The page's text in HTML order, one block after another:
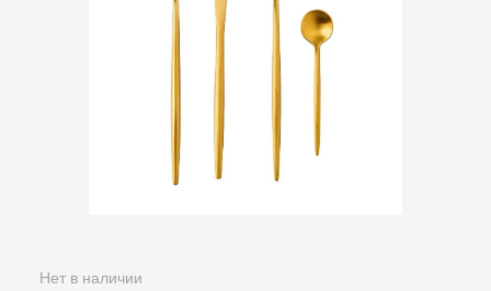
Нет в наличии